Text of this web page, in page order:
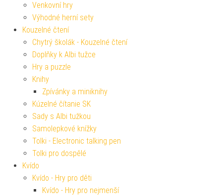
Venkovní hry
Výhodné herní sety
Kouzelné čtení
Chytrý školák - Kouzelné čtení
Doplňky k Albi tužce
Hry a puzzle
Knihy
Zpívánky a miniknihy
Kúzelné čítanie SK
Sady s Albi tužkou
Samolepkové knížky
Tolki - Electronic talking pen
Tolki pro dospělé
Kvído
Kvído - Hry pro děti
Kvído - Hry pro nejmenší